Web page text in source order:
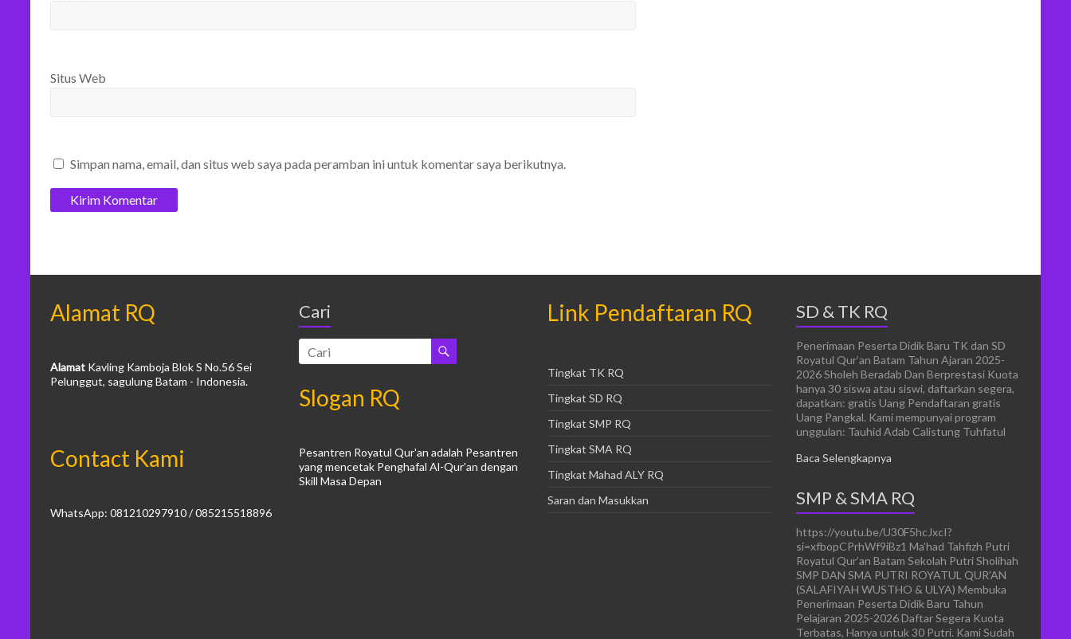
Situs Web
Simpan nama, email, dan situs web saya pada peramban ini untuk komentar saya berikutnya.
Alamat RQ
Alamat Kavling Kamboja Blok S No.56 Sei
Pelunggut, sagulung Batam - Indonesia.
Contact Kami
WhatsApp: 081210297910 / 085215518896
Cari
Slogan RQ
Pesantren Royatul Qur'an adalah Pesantren
yang mencetak Penghafal Al-Qur'an dengan
Skill Masa Depan
Link Pendaftaran RQ
Tingkat TK RQ
Tingkat SD RQ
Tingkat SMP RQ
Tingkat SMA RQ
Tingkat Mahad ALY RQ
Saran dan Masukkan
SD & TK RQ
Penerimaan Peserta Didik Baru TK dan SD
Royatul Qur’an Batam Tahun Ajaran 2025-
2026 Sholeh Beradab Dan Berprestasi Kuota
hanya 30 siswa atau siswi, daftarkan segera,
dapatkan: gratis Uang Pendaftaran gratis
Uang Pangkal. Kami mempunyai program
unggulan: Tauhid Adab Calistung Tuhfatul
Baca Selengkapnya
SMP & SMA RQ
https://youtu.be/U30F5hcJxcI?
si=xfbopCPrhWf9iBz1 Ma’had Tahfizh Putri
Royatul Qur’an Batam Sekolah Putri Sholihah
SMP DAN SMA PUTRI ROYATUL QUR’AN
(SALAFIYAH WUSTHO & ULYA) Membuka
Penerimaan Peserta Didik Baru Tahun
Pelajaran 2025-2026 Daftar Segera Kuota
Terbatas, Hanya untuk 30 Putri. Kami Sudah